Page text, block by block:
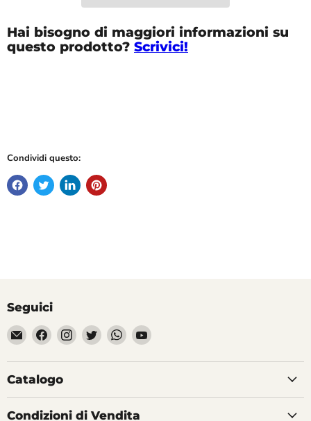
Hai bisogno di maggiori informazioni su
questo prodotto? Scrivici!
Condividi questo:
Seguici
Email
Divertilandia.it
Trovaci
su
Facebook
Trovaci
su
Instagram
Trovaci
su
Twitter
Trovaci
su
WhatsApp
Trovaci
YouTube
Catalogo
Condizioni di Vendita